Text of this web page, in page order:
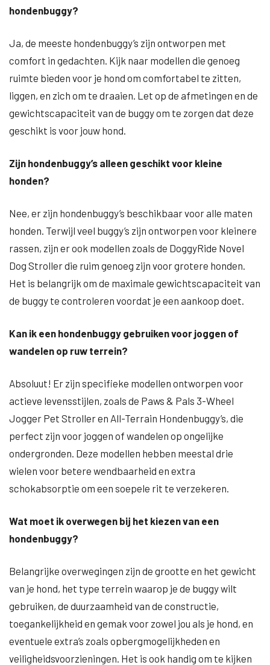
hondenbuggy?
Ja, de meeste hondenbuggy’s zijn ontworpen met
comfort in gedachten. Kijk naar modellen die genoeg
ruimte bieden voor je hond om comfortabel te zitten,
liggen, en zich om te draaien. Let op de afmetingen en de
gewichtscapaciteit van de buggy om te zorgen dat deze
geschikt is voor jouw hond.
Zijn hondenbuggy’s alleen geschikt voor kleine
honden?
Nee, er zijn hondenbuggy’s beschikbaar voor alle maten
honden. Terwijl veel buggy’s zijn ontworpen voor kleinere
rassen, zijn er ook modellen zoals de DoggyRide Novel
Dog Stroller die ruim genoeg zijn voor grotere honden.
Het is belangrijk om de maximale gewichtscapaciteit van
de buggy te controleren voordat je een aankoop doet.
Kan ik een hondenbuggy gebruiken voor joggen of
wandelen op ruw terrein?
Absoluut! Er zijn specifieke modellen ontworpen voor
actieve levensstijlen, zoals de Paws & Pals 3-Wheel
Jogger Pet Stroller en All-Terrain Hondenbuggy’s, die
perfect zijn voor joggen of wandelen op ongelijke
ondergronden. Deze modellen hebben meestal drie
wielen voor betere wendbaarheid en extra
schokabsorptie om een soepele rit te verzekeren.
Wat moet ik overwegen bij het kiezen van een
hondenbuggy?
Belangrijke overwegingen zijn de grootte en het gewicht
van je hond, het type terrein waarop je de buggy wilt
gebruiken, de duurzaamheid van de constructie,
toegankelijkheid en gemak voor zowel jou als je hond, en
eventuele extra’s zoals opbergmogelijkheden en
veiligheidsvoorzieningen. Het is ook handig om te kijken